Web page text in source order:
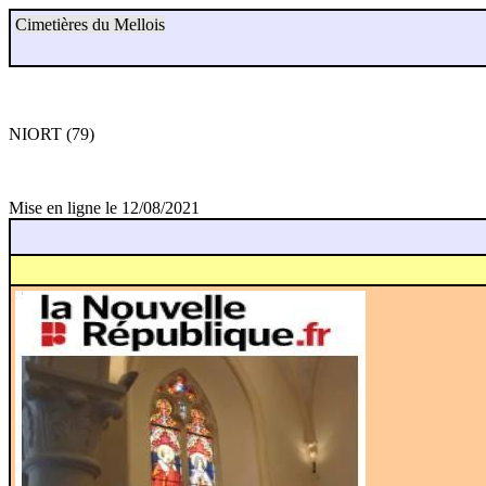
Cimetières du Mellois
NIORT (79)
Mise en ligne le 12/08/2021